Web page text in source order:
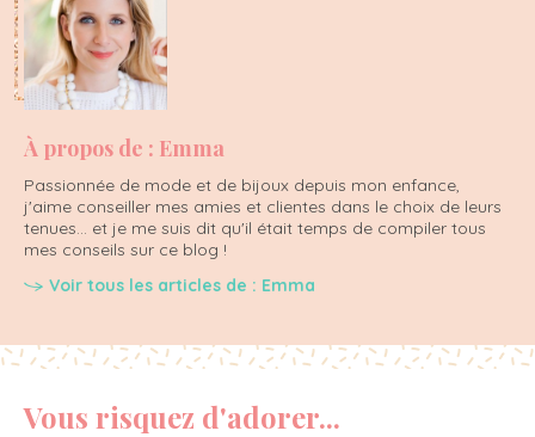
À propos de : Emma
Passionnée de mode et de bijoux depuis mon enfance,
j'aime conseiller mes amies et clientes dans le choix de leurs
tenues... et je me suis dit qu'il était temps de compiler tous
mes conseils sur ce blog !
Voir tous les articles de : Emma
Vous risquez d'adorer...